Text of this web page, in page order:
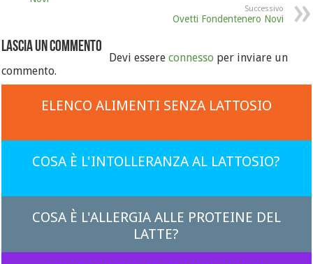
Successivo
Ovetti Fondentenero Novi
Lascia un commento
Devi essereconnesso per inviare un
commento.
ELENCO ALIMENTI SENZA LATTOSIO
COSA È L'INTOLLERANZA AL LATTOSIO?
COSA È L'ALLERGIA ALLE PROTEINE DEL
LATTE?